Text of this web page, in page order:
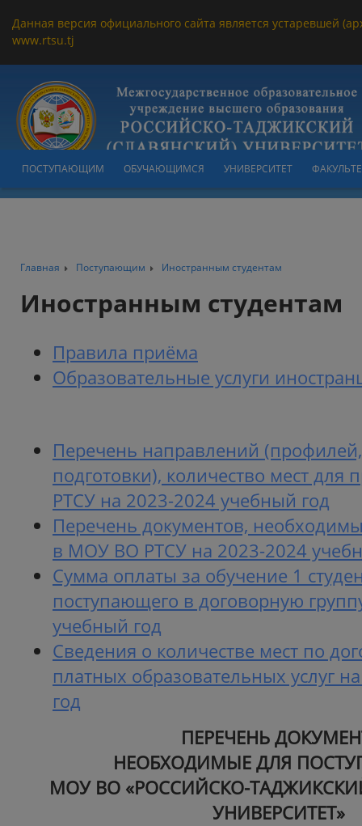
Данная версия официального сайта является устаревшей
www.rtsu.tj
ПОСТУПАЮЩИМ ОБУЧАЮЩИМСЯ УНИВЕРСИТЕТ
Главная Поступающим Иностранным студентам
Иностранным студентам
Правила приёма
Образовательные услуги
Перечень направлений
подготовки), количество мест
РТСУ на 2023-2024 учебный год
Перечень документов,
в МОУ ВО РТСУ на 2023-2024
Сумма оплаты за обучение 1
поступающего в договорную
учебный год
Сведения о количестве мест по
платных образовательных услуг
год
ПЕРЕЧЕНЬ
НЕОБХОДИМЫЕ ДЛЯ
МОУ ВО «РОССИЙСКО-
УНИВЕРСИТЕТ»